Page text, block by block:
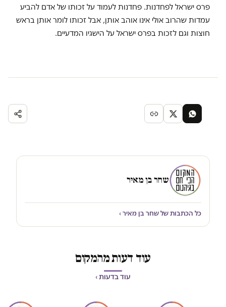
פרס ישראל לפחדנות. פחדנות לעמוד על זכותו של אדם להביע
עמדות שהרוב אולי אינו אוהב אותן, אבל זכותו לומר אותן בראש
חוצות וגם לזכות בפרס ישראל על הישגיו המדעיים.
שחר בן מאיר
כל הכתבות של שחר בן מאיר ›
עוד דעות מהמקום
עוד בדעות ›